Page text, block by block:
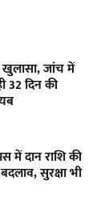
खुलासा, जांच में
32 दिन की
में दान राशि की
सुरक्षा भी